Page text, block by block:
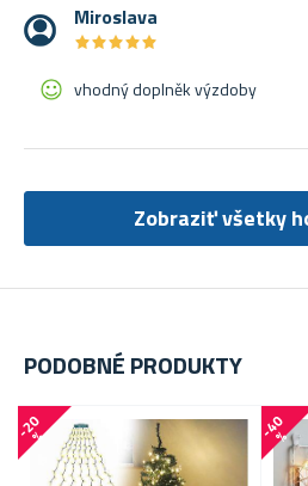
PODOBNÉ PRODUKTY
-
2
0
% -
4
0
%
Miroslava
★★★★★
★★★★★
vhodný doplněk výzdoby
Zobraziť všetky